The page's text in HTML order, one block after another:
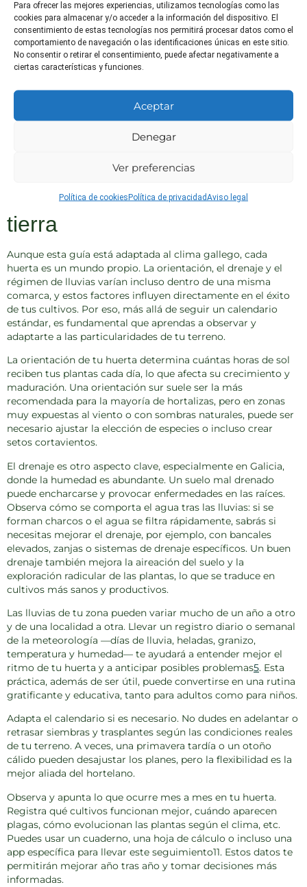
Para ofrecer las mejores experiencias, utilizamos tecnologías como las
cookies para almacenar y/o acceder a la información del dispositivo. El
consentimiento de estas tecnologías nos permitirá procesar datos como el
comportamiento de navegación o las identificaciones únicas en este sitio.
No consentir o retirar el consentimiento, puede afectar negativamente a
ciertas características y funciones.
Aceptar
Denegar
Ver preferencias
Política de cookiesPolítica de privacidadAviso legal
Consejo final: Escucha a tu
tierra
Aunque esta guía está adaptada al clima gallego, cada
huerta es un mundo propio. La orientación, el drenaje y el
régimen de lluvias varían incluso dentro de una misma
comarca, y estos factores influyen directamente en el éxito
de tus cultivos. Por eso, más allá de seguir un calendario
estándar, es fundamental que aprendas a observar y
adaptarte a las particularidades de tu terreno.
La orientación de tu huerta determina cuántas horas de sol
reciben tus plantas cada día, lo que afecta su crecimiento y
maduración. Una orientación sur suele ser la más
recomendada para la mayoría de hortalizas, pero en zonas
muy expuestas al viento o con sombras naturales, puede ser
necesario ajustar la elección de especies o incluso crear
setos cortavientos.
El drenaje es otro aspecto clave, especialmente en Galicia,
donde la humedad es abundante. Un suelo mal drenado
puede encharcarse y provocar enfermedades en las raíces.
Observa cómo se comporta el agua tras las lluvias: si se
forman charcos o el agua se filtra rápidamente, sabrás si
necesitas mejorar el drenaje, por ejemplo, con bancales
elevados, zanjas o sistemas de drenaje específicos. Un buen
drenaje también mejora la aireación del suelo y la
exploración radicular de las plantas, lo que se traduce en
cultivos más sanos y productivos.
Las lluvias de tu zona pueden variar mucho de un año a otro
y de una localidad a otra. Llevar un registro diario o semanal
de la meteorología —días de lluvia, heladas, granizo,
temperatura y humedad— te ayudará a entender mejor el
ritmo de tu huerta y a anticipar posibles problemas5. Esta
práctica, además de ser útil, puede convertirse en una rutina
gratificante y educativa, tanto para adultos como para niños.
Adapta el calendario si es necesario. No dudes en adelantar o
retrasar siembras y trasplantes según las condiciones reales
de tu terreno. A veces, una primavera tardía o un otoño
cálido pueden desajustar los planes, pero la flexibilidad es la
mejor aliada del hortelano.
Observa y apunta lo que ocurre mes a mes en tu huerta.
Registra qué cultivos funcionan mejor, cuándo aparecen
plagas, cómo evolucionan las plantas según el clima, etc.
Puedes usar un cuaderno, una hoja de cálculo o incluso una
app específica para llevar este seguimiento11. Estos datos te
permitirán mejorar año tras año y tomar decisiones más
informadas.